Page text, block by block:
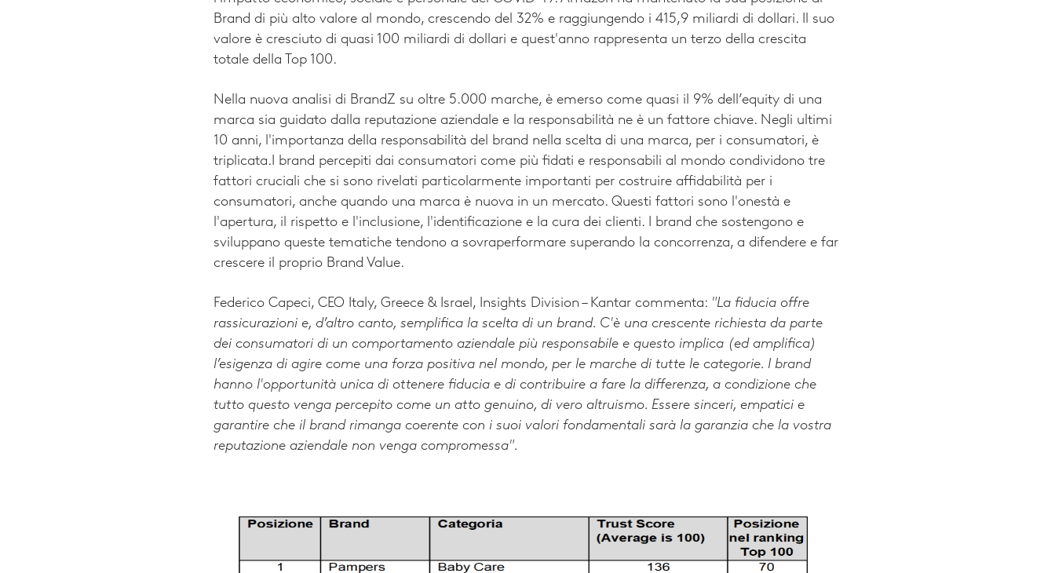
Brand di più alto valore al mondo, crescendo del 32% e raggiungendo i 415,9 miliardi di dollari. Il suo
valore è cresciuto di quasi 100 miliardi di dollari e quest'anno rappresenta un terzo della crescita
totale della Top 100.
Nella nuova analisi di BrandZ su oltre 5.000 marche, è emerso come quasi il 9% dell’equity di una
marca sia guidato dalla reputazione aziendale e la responsabilità ne è un fattore chiave. Negli ultimi
10 anni, l'importanza della responsabilità del brand nella scelta di una marca, per i consumatori, è
triplicata.I brand percepiti dai consumatori come più fidati e responsabili al mondo condividono tre
fattori cruciali che si sono rivelati particolarmente importanti per costruire affidabilità per i
consumatori, anche quando una marca è nuova in un mercato. Questi fattori sono l'onestà e
l'apertura, il rispetto e l'inclusione, l'identificazione e la cura dei clienti. I brand che sostengono e
sviluppano queste tematiche tendono a sovraperformare superando la concorrenza, a difendere e far
crescere il proprio Brand Value.
Federico Capeci, CEO Italy, Greece & Israel, Insights Division – Kantar commenta: "La fiducia offre
rassicurazioni e, d’altro canto, semplifica la scelta di un brand. C'è una crescente richiesta da parte
dei consumatori di un comportamento aziendale più responsabile e questo implica (ed amplifica)
l’esigenza di agire come una forza positiva nel mondo, per le marche di tutte le categorie. I brand
hanno l'opportunità unica di ottenere fiducia e di contribuire a fare la differenza, a condizione che
tutto questo venga percepito come un atto genuino, di vero altruismo. Essere sinceri, empatici e
garantire che il brand rimanga coerente con i suoi valori fondamentali sarà la garanzia che la vostra
reputazione aziendale non venga compromessa".